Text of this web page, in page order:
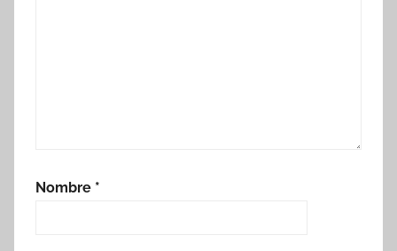
Nombre *